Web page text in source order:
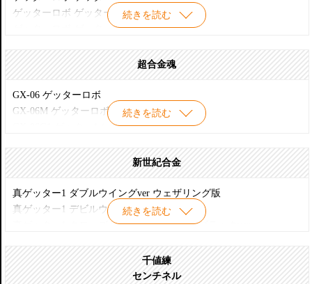
ゲッター2 リペイントver
ゲッター2 ブラックver
ゲッタードラゴン ノーマルカラー
ゲッタードラゴン リペイントver メタルビーストモード
ゲッターライガー ノーマルカラー
真ゲッター1 修正版ウイング付き
真ゲッターウイング(修正用パーツ)
真ゲッター1 チェンジングセット ブラックver
ゲッターロボ用 ミサイルマシンガン ノーマルカラー
ゲッターロボ用 ミサイルマシンガン ブラックver
ゲッターロボG用 ダブルGトマホーク
続きを読む
ゲッターロボ ゲッター2
ゲッターロボ ゲッター3
超合金魂
続きを読む
GX-06 ゲッターロボ
GX-06M ゲッターロボ練習機
GX-06G1 ゲッター1 / メタリック
GX-51 ゲッタードラゴン / from 真ゲッターロボ
GX-52 ゲッター1 / from 真ゲッターロボ
新世紀合金
続きを読む
真ゲッター1 ダブルウイングver ウェザリング版
真ゲッター1 デビルウイングver
真ゲッター1 クローズドウイング版 ニューブラックver
千値練
センチネル